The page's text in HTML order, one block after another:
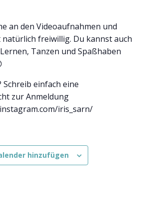
an den Videoaufnahmen und
freiwillig. Du kannst auch
Tanzen und Spaßhaben
Schreib einfach eine
zur Anmeldung
iris_sarn/
hinzufügen